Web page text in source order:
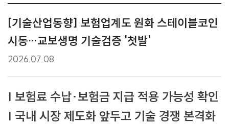
[기술산업동향] 보험업계도 원화 스테이블코인
시동…교보생명 기술검증 '첫발'
2026.07.08
| 보험료 수납·보험금 지급 적용 가능성 확인
| 국내 시장 제도화 앞두고 기술 경쟁 본격화